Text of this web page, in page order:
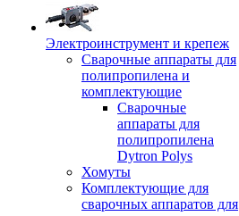
Электроинструмент и крепеж
Сварочные аппараты для
полипропилена и
комплектующие
Сварочные
аппараты для
полипропилена
Dytron Polys
Хомуты
Комплектующие для
сварочных аппаратов для